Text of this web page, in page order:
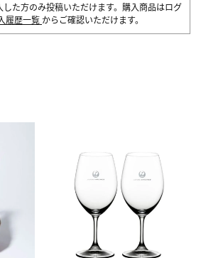
た方のみ投稿いただけます。購入商品はログ
履歴一覧 からご確認いただけます。